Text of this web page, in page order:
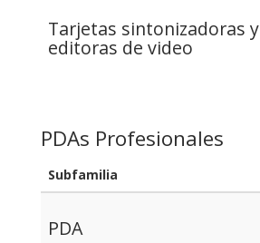
Tarjetas sintonizadoras y
editoras de video
PDAs Profesionales
Subfamilia
PDA